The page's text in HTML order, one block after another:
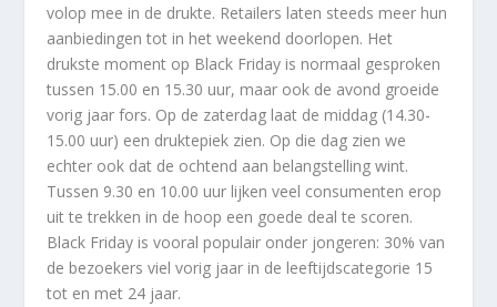
volop mee in de drukte. Retailers laten steeds meer hun
aanbiedingen tot in het weekend doorlopen. Het
drukste moment op Black Friday is normaal gesproken
tussen 15.00 en 15.30 uur, maar ook de avond groeide
vorig jaar fors. Op de zaterdag laat de middag (14.30-
15.00 uur) een druktepiek zien. Op die dag zien we
echter ook dat de ochtend aan belangstelling wint.
Tussen 9.30 en 10.00 uur lijken veel consumenten erop
uit te trekken in de hoop een goede deal te scoren.
Black Friday is vooral populair onder jongeren: 30% van
de bezoekers viel vorig jaar in de leeftijdscategorie 15
tot en met 24 jaar.